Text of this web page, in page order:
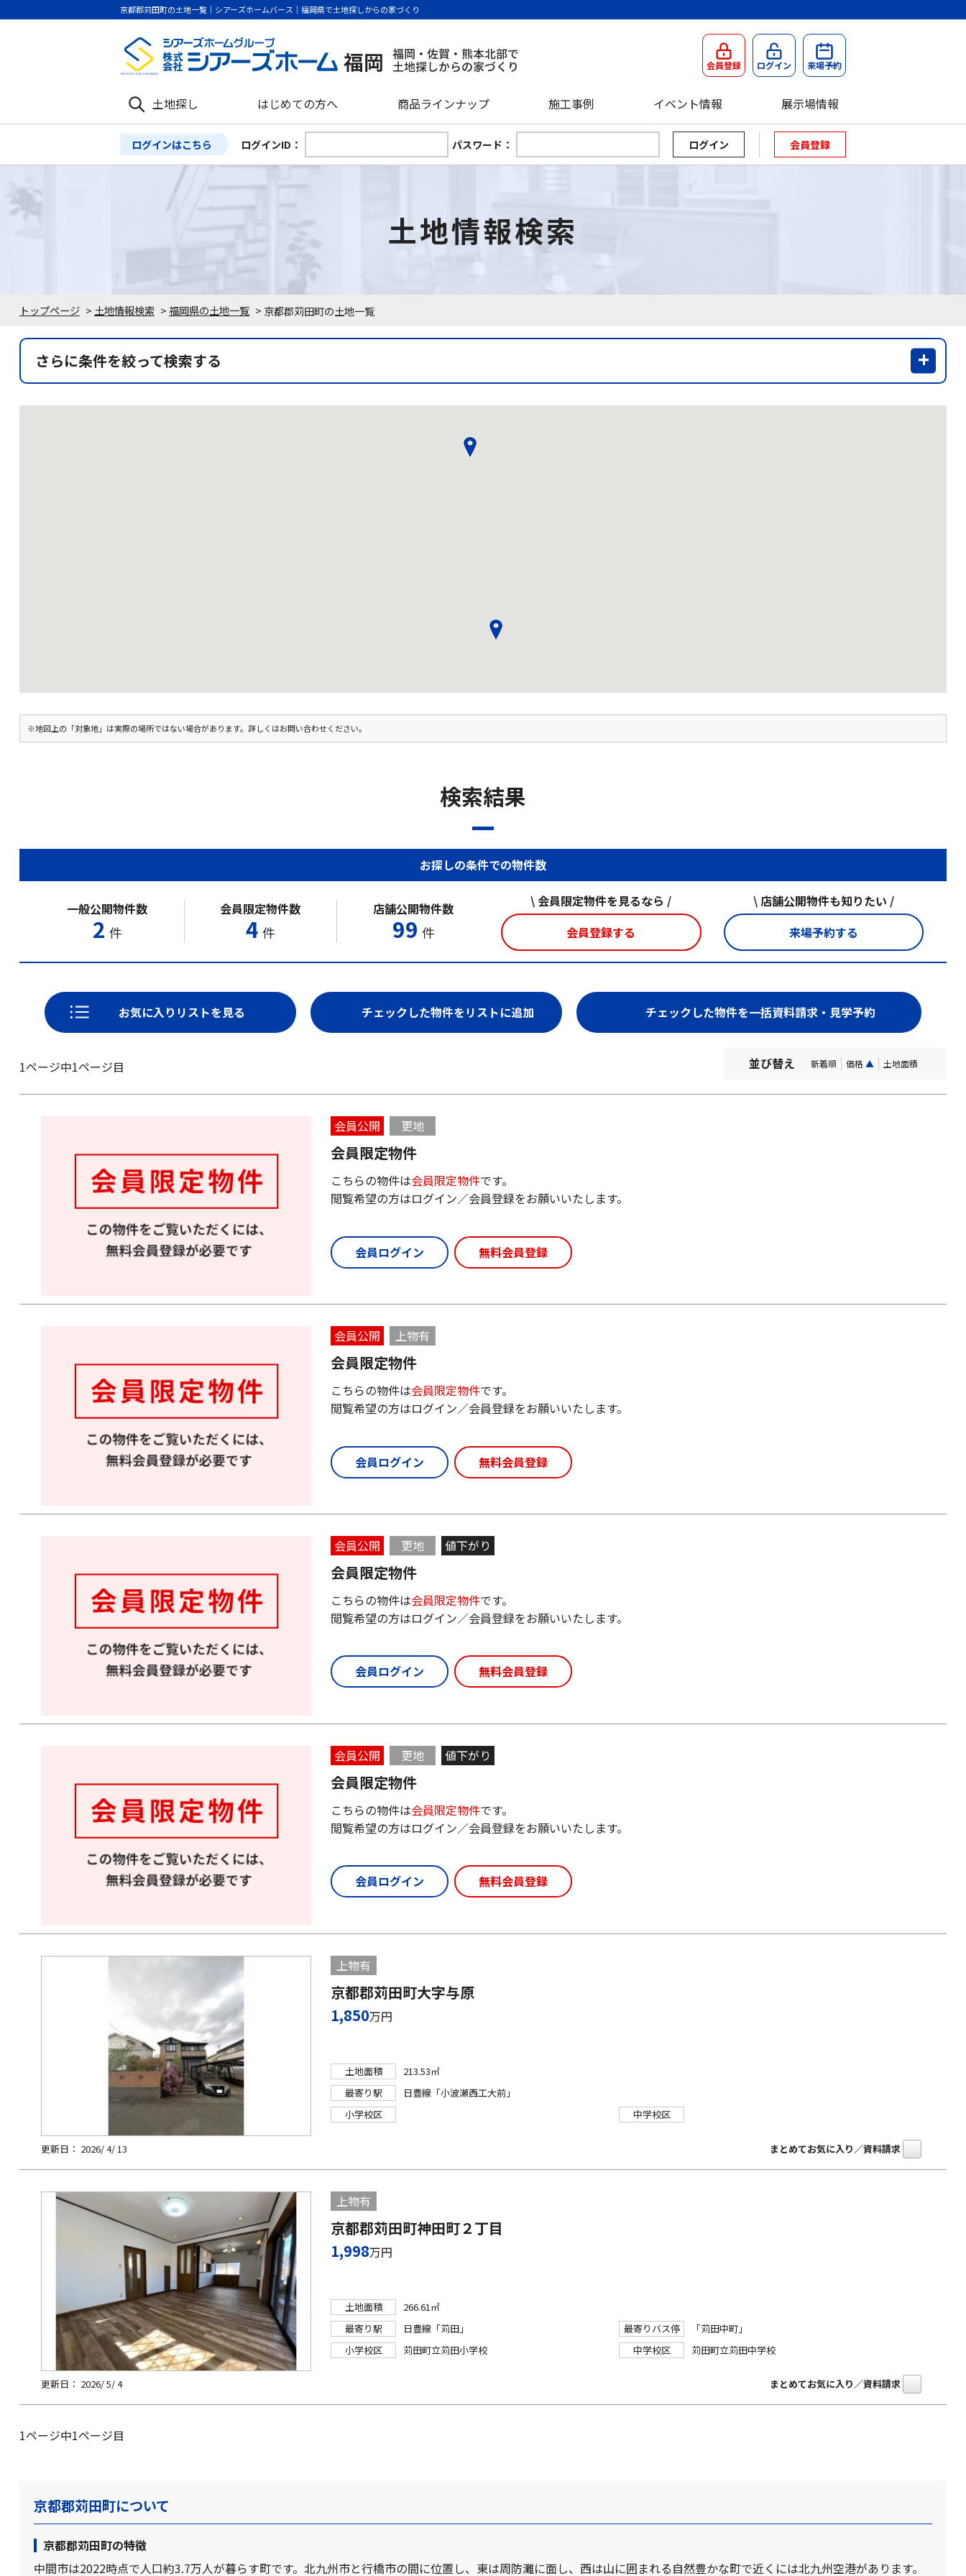
京都郡苅田町の土地一覧｜シアーズホームバース｜福岡県で土地探しからの家づくり
会員登録 ログイン 来場予約
土地探し はじめての方へ 商品ラインナップ 施工事例 イベント情報 展示場情報
ログインはこちら ログインID： パスワード： 会員登録
トップページ > 土地情報検索 >福岡県の土地一覧 > 京都郡苅田町の土地一覧
土地情報検索
さらに条件を絞って検索する
※地図上の「対象地」は実際の場所ではない場合があります。詳しくはお問い合わせください。
検索結果
お探しの条件での物件数
一般公開物件数
2 件
会員限定物件数
4 件
店舗公開物件数
99 件
\ 会員限定物件を見るなら /
会員登録する
\ 店舗公開物件も知りたい /
来場予約する
お気に入りリストを見る
1ページ中1ページ目 並び替え 新着順 価格 ▲ 土地面積
会員公開 更地
会員限定物件
こちらの物件は会員限定物件です。
閲覧希望の方はログイン／会員登録をお願いいたします。
会員ログイン 無料会員登録
会員公開 上物有
会員限定物件
こちらの物件は会員限定物件です。
閲覧希望の方はログイン／会員登録をお願いいたします。
会員ログイン 無料会員登録
会員公開 更地 値下がり
会員限定物件
こちらの物件は会員限定物件です。
閲覧希望の方はログイン／会員登録をお願いいたします。
会員ログイン 無料会員登録
会員公開 更地 値下がり
会員限定物件
こちらの物件は会員限定物件です。
閲覧希望の方はログイン／会員登録をお願いいたします。
会員ログイン 無料会員登録
上物有
京都郡苅田町大字与原
1,850万円
土地面積
213.53㎡
最寄り駅
日豊線「小波瀬西工大前」
小学校区
中学校区
更新日： 2026/ 4/ 13 まとめてお気に入り／資料請求
上物有
京都郡苅田町神田町２丁目
1,998万円
土地面積
266.61㎡
最寄り駅
日豊線「苅田」 最寄りバス停
「苅田中町」
小学校区
苅田町立苅田小学校 中学校区 苅田町立苅田中学校
更新日： 2026/ 5/ 4 まとめてお気に入り／資料請求
1ページ中1ページ目
京都郡苅田町について
京都郡苅田町の特徴
中間市は2022時点で人口約3.7万人が暮らす町です。北九州市と行橋市の間に位置し、東は周防灘に面し、西は山に囲まれる自然豊かな町で近くには北九州空港があります。